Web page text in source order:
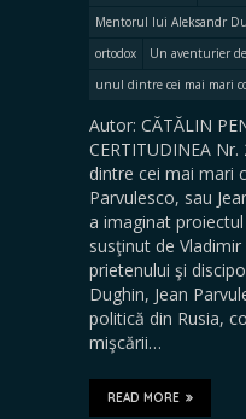
Mentorul lui Aleksandr
ortodox
Un aventurier
unul dintre cei mai mari
Autor: CĂTĂLIN
CERTITUDINEA
dintre cei mai mari
Parvulesco, sau
a imaginat
susţinut de
prietenului şi
Dughin, Jean
politică din Rusia,
mişcării…
READ MORE